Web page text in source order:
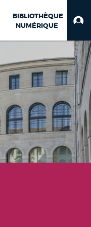
BIBLIOTHÈQUE
NUMÉRIQUE